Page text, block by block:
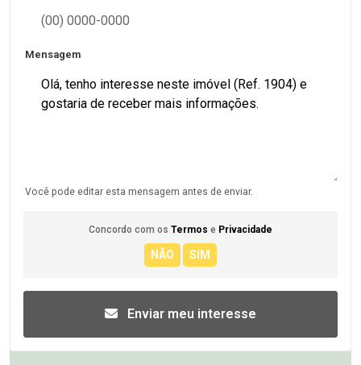
Mensagem
Você pode editar esta mensagem antes de enviar.
Concordo com os Termos e Privacidade
Enviar meu interesse